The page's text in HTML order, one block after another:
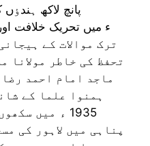
پانچ لاکھ
ترک موالات کے
تحفظ کی خاطر مولانا
ماجد امام احمد
ہمنوا علما کے
1935 ء میں
پناہی میں لاہور کی